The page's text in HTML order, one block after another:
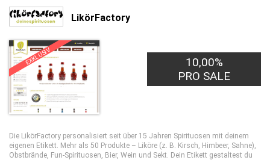
LikörFactory
EXKLUSIV
10,00%
PRO SALE
Die LikörFactory personalisiert seit über 15 Jahren Spirituosen mit deinem
eigenen Etikett. Mehr als 50 Produkte – Liköre (z. B. Kirsch, Himbeer, Sahne),
Obstbrände, Fun-Spirituosen, Bier, Wein und Sekt. Dein Etikett gestaltest du